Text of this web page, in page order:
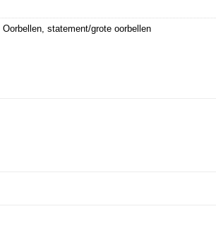
Oorbellen, statement/grote oorbellen